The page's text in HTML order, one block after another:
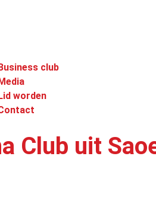
club
worden
Club uit